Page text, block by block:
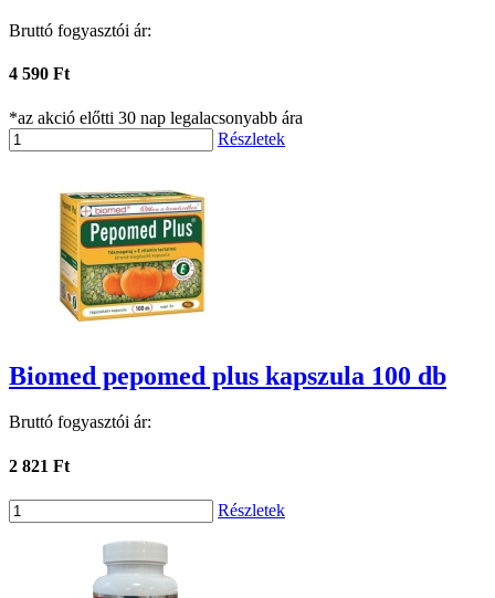
Bruttó fogyasztói ár:
4 590 Ft
*az akció előtti 30 nap legalacsonyabb ára
Részletek
Biomed pepomed plus kapszula 100 db
Bruttó fogyasztói ár:
2 821 Ft
Részletek